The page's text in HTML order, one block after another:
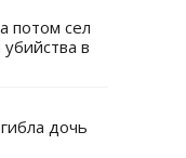
потом сел
в
дочь